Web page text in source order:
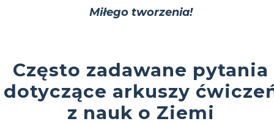
Miłego tworzenia!
Często zadawane pytania
dotyczące arkuszy
z nauk o Ziemi